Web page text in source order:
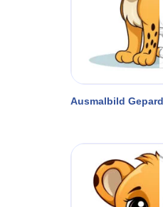
Ausmalbild